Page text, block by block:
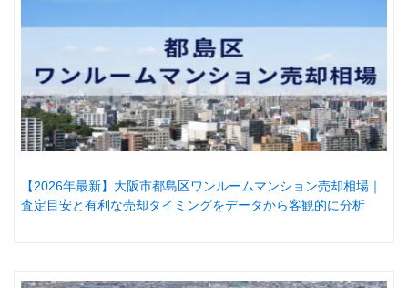
【2026年最新】大阪市都島区ワンルームマンション売却相場｜
査定目安と有利な売却タイミングをデータから客観的に分析